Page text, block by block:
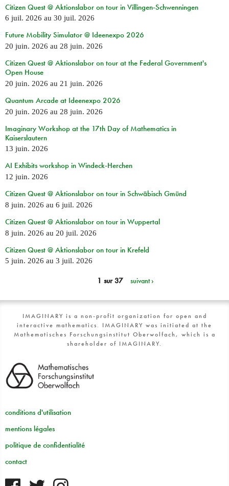
Citizen Quest @ Aktionslabor on tour in Villingen-Schwenningen
6 juil. 2026 au 30 juil. 2026
Future Mobility Simulator @ Ideenexpo 2026
20 juin. 2026 au 28 juin. 2026
Citizen Quest @ Aktionslabor on tour at the Federal Government's
Open House
20 juin. 2026 au 21 juin. 2026
Quantum Arcade at Ideenexpo 2026
20 juin. 2026 au 28 juin. 2026
Imaginary Workshop at the 17th Day of Mathematics in
Kaiserslautern
13 juin. 2026
AI Exhibits workshop in Windeck-Herchen
12 juin. 2026
Citizen Quest @ Aktionslabor on tour in Schwäbisch Gmünd
8 juin. 2026 au 6 juil. 2026
Citizen Quest @ Aktionslabor on tour in Wuppertal
8 juin. 2026 au 20 juil. 2026
Citizen Quest @ Aktionslabor on tour in Krefeld
5 juin. 2026 au 3 juil. 2026
1 sur 37 suivant ›
IMAGINARY is a non-profit organization for open and
interactive mathematics. IMAGINARY was initiated at the
Mathematisches Forschungsinstitut Oberwolfach, which is a
shareholder of IMAGINARY.
conditions d'utilisation
mentions légales
politique de confidentialité
contact